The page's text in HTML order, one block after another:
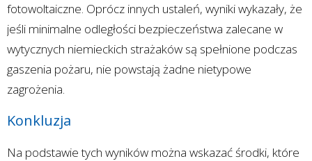
fotowoltaiczne. Oprócz innych ustaleń, wyniki wykazały, że
jeśli minimalne odległości bezpieczeństwa zalecane w
wytycznych niemieckich strażaków są spełnione podczas
gaszenia pożaru, nie powstają żadne nietypowe
zagrożenia.
Konkluzja
Na podstawie tych wyników można wskazać środki, które